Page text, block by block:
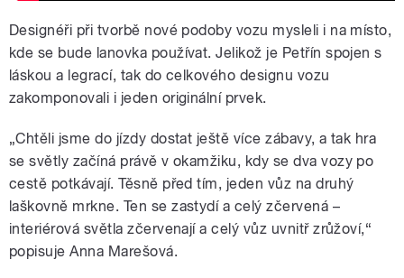
Designéři při tvorbě nové podoby vozu mysleli i na místo,
kde se bude lanovka používat. Jelikož je Petřín spojen s
láskou a legrací, tak do celkového designu vozu
zakomponovali i jeden originální prvek.
„Chtěli jsme do jízdy dostat ještě více zábavy, a tak hra
se světly začíná právě v okamžiku, kdy se dva vozy po
cestě potkávají. Těsně před tím, jeden vůz na druhý
laškovně mrkne. Ten se zastydí a celý zčervená –
interiérová světla zčervenají a celý vůz uvnitř zrůžoví,“
popisuje Anna Marešová.